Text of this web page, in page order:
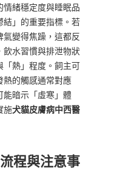
緒穩定度與睡眠品
結」的重要指標。若
變得焦躁，這都反
飲水習慣與排泄物狀
「熱」程度。飼主可
熱的觸感通常對應
能暗示「虛寒」體
施犬貓皮膚病中西醫
程與注意事